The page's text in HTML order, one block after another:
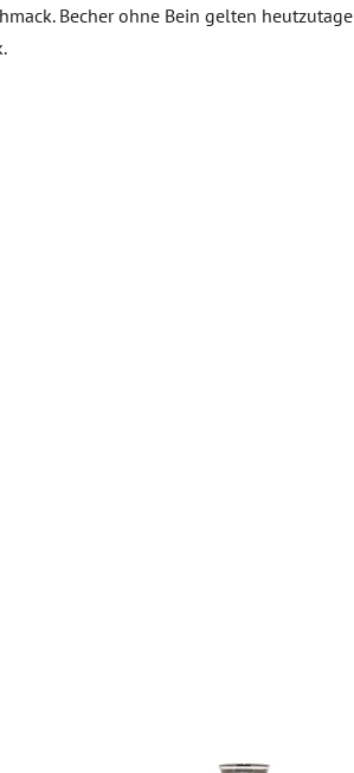
Becher ohne Bein gelten heutzutage